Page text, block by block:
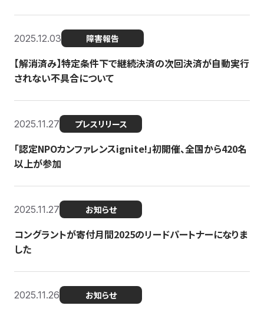
2025.12.03 障害報告
【解消済み】特定条件下で継続決済の次回決済が自動実行
されない不具合について
2025.11.27 プレスリリース
「認定NPOカンファレンスignite!」初開催、全国から420名
以上が参加
2025.11.27 お知らせ
コングラントが寄付月間2025のリードパートナーになりま
した
2025.11.26 お知らせ